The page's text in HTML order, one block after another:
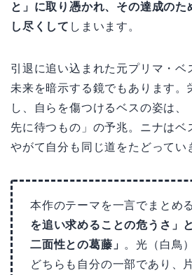
と」に取り憑かれ、その達成のた
し尽くして しまいます。
引退に追い込まれた元プリマ・ベ
未来を暗示する鏡でもあります。
し、自らを傷つけるベスの姿は、
先に待つもの」の予兆。ニナはベ
やがて自分も同じ道をたどってい
本作のテーマを一言でまと
を追い求めることの危うさ」
二面性との葛藤」 。光（白鳥
どちらも自分の一部であり、